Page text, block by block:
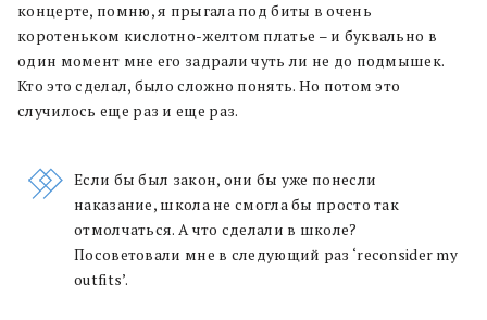
концерте, помню, я прыгала под биты в очень
коротеньком кислотно-желтом платье – и буквально в
один момент мне его задрали чуть ли не до подмышек.
Кто это сделал, было сложно понять. Но потом это
случилось еще раз и еще раз.
Если бы был закон, они бы уже понесли
наказание, школа не смогла бы просто так
отмолчаться. А что сделали в школе?
Посоветовали мне в следующий раз ‘reconsider my
outfits’.